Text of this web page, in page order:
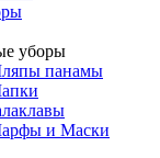
уборы
панамы
и Маски